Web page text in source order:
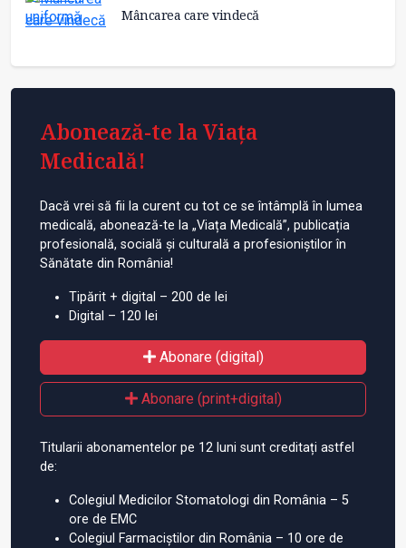
Mâncarea care vindecă
Abonează-te la Viața
Medicală!
Dacă vrei să fii la curent cu tot ce se întâmplă în lumea
medicală, abonează-te la „Viața Medicală”, publicația
profesională, socială și culturală a profesioniștilor în
Sănătate din România!
Tipărit + digital – 200 de lei
Digital – 120 lei
Abonare (digital)
Abonare (print+digital)
Titularii abonamentelor pe 12 luni sunt creditați astfel
de:
Colegiul Medicilor Stomatologi din România – 5
ore de EMC
Colegiul Farmaciștilor din România – 10 ore de